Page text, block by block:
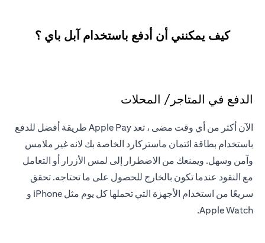
كيف يمكنني أن أدفع باستخدام آبل باي ؟
الدفع في المتاجر/ المحلات
الآن أكثر من أي وقت مضى ، تعد Apple Pay طريقة أفضل للدفع
باستخدام بطاقة ائتمان ماستركارد الخاصة بك لانه غير ملامس
وآمن وسهل. ويمنعك من الاضطرار إلى لمس الأزرار أو التعامل
مع النقود عندما تكون بالخارج للحصول على ما تحتاجه. تحقق
سريعًا من استخدام الأجهزة التي تحملها كل يوم مثل iPhone و
Apple Watch.